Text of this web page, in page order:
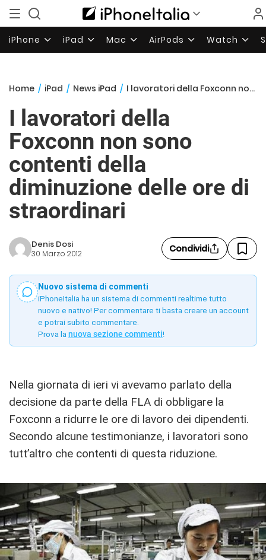
iPhone iPad Mac AirPods Watch
Home / iPad / News iPad / I lavoratori della Foxconn non sono contenti della diminuzione delle ore di straordinari
I lavoratori della
Foxconn non sono
contenti della
diminuzione delle ore di
straordinari
Denis Dosi
30 Marzo 2012 Condividi
Nuovo sistema di commenti
iPhoneItalia ha un sistema di commenti realtime tutto
nuovo e nativo! Per commentare ti basta creare un account
e potrai subito commentare.
Prova la nuova sezione commenti!
Nella giornata di ieri vi avevamo parlato della
decisione da parte della FLA di obbligare la
Foxconn a ridurre le ore di lavoro dei dipendenti.
Secondo alcune testimonianze, i lavoratori sono
tutt’altro che contenti di questa riduzione.